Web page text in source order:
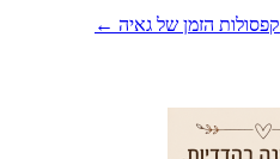
קפסולות הזמן של גאיה ←